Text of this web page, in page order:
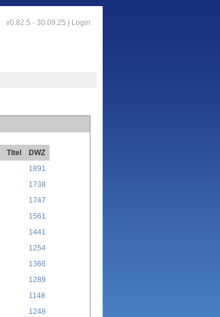
v0.82.5 - 30.09.25 | Login
Titel
DWZ
1891
1738
1747
1561
1441
1254
1366
1289
1148
1248